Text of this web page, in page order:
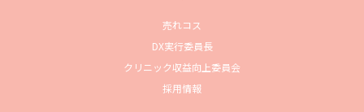
売れコス
DX実行委員長
クリニック収益向上委員会
採用情報